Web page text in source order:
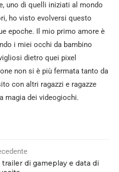
uno di quelli iniziati al mondo
ho visto evolversi questo
epoche. Il mio primo amore è
i miei occhi da bambino
dietro quei pixel
non si è più fermata tanto da
con altri ragazzi e ragazze
magia dei videogiochi.
di gameplay e data di